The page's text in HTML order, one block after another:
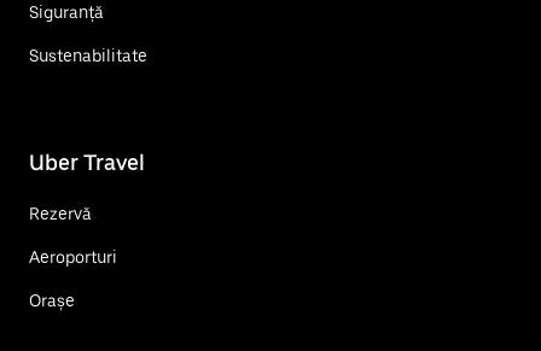
Siguranță
Sustenabilitate
Uber Travel
Rezervă
Aeroporturi
Orașe